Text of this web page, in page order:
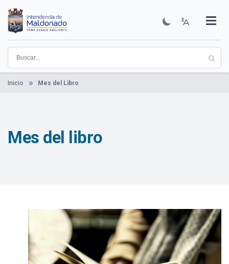
contenido
principal
Institucional
Municipios
Descubre Maldonado
Comunicación
Servicios
Guía De Trámites
Ver Noticias
Inicio Mes del Libro
Mes del libro